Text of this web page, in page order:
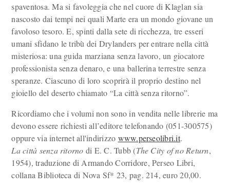
spaventosa. Ma si favoleggia che nel cuore di Klaglan sia
nascosto dai tempi nei quali Marte era un mondo giovane un
favoloso tesoro. E, spinti dalla sete di ricchezza, tre esseri
umani sfidano le tribù dei Drylanders per entrare nella città
misteriosa: una guida marziana senza lavoro, un giocatore
professionista senza denaro, e una ballerina terrestre senza
speranze. Ciascuno di loro scoprirà il proprio destino nel
gioiello del deserto chiamato “La città senza ritorno”.
Ricordiamo che i volumi non sono in vendita nelle librerie ma
devono essere richiesti all’editore telefonando (051-300575)
oppure via internet all'indirizzo www.perseolibri.it.
La città senza ritorno di E. C. Tubb (The City of no Return,
1954), traduzione di Armando Corridore, Perseo Libri,
collana Biblioteca di Nova Sf* 23, pag. 214, euro 20,00.